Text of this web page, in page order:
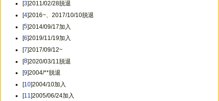
[3]2011/02/28脱退
[4]2016~、2017/10/10脱退
[5]2014/09/17加入
[6]2019/11/19加入
[7]2017/09/12~
[8]2020/03/11脱退
[9]2004/**脱退
[10]2004/10加入
[11]2005/06/24加入